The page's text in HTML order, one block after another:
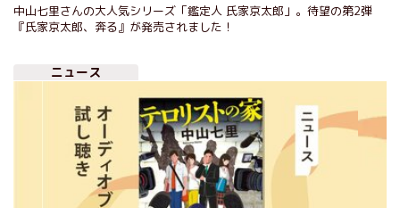
中山七里さんの大人気シリーズ「鑑定人 氏家京太郎」。待望の第2弾
『氏家京太郎、奔る』が発売されました！
ニュース